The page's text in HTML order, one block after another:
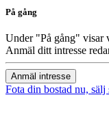
På gång
Under "På gång" visar
Anmäl ditt intresse
Anmäl intresse
Fota din bostad nu, sälj